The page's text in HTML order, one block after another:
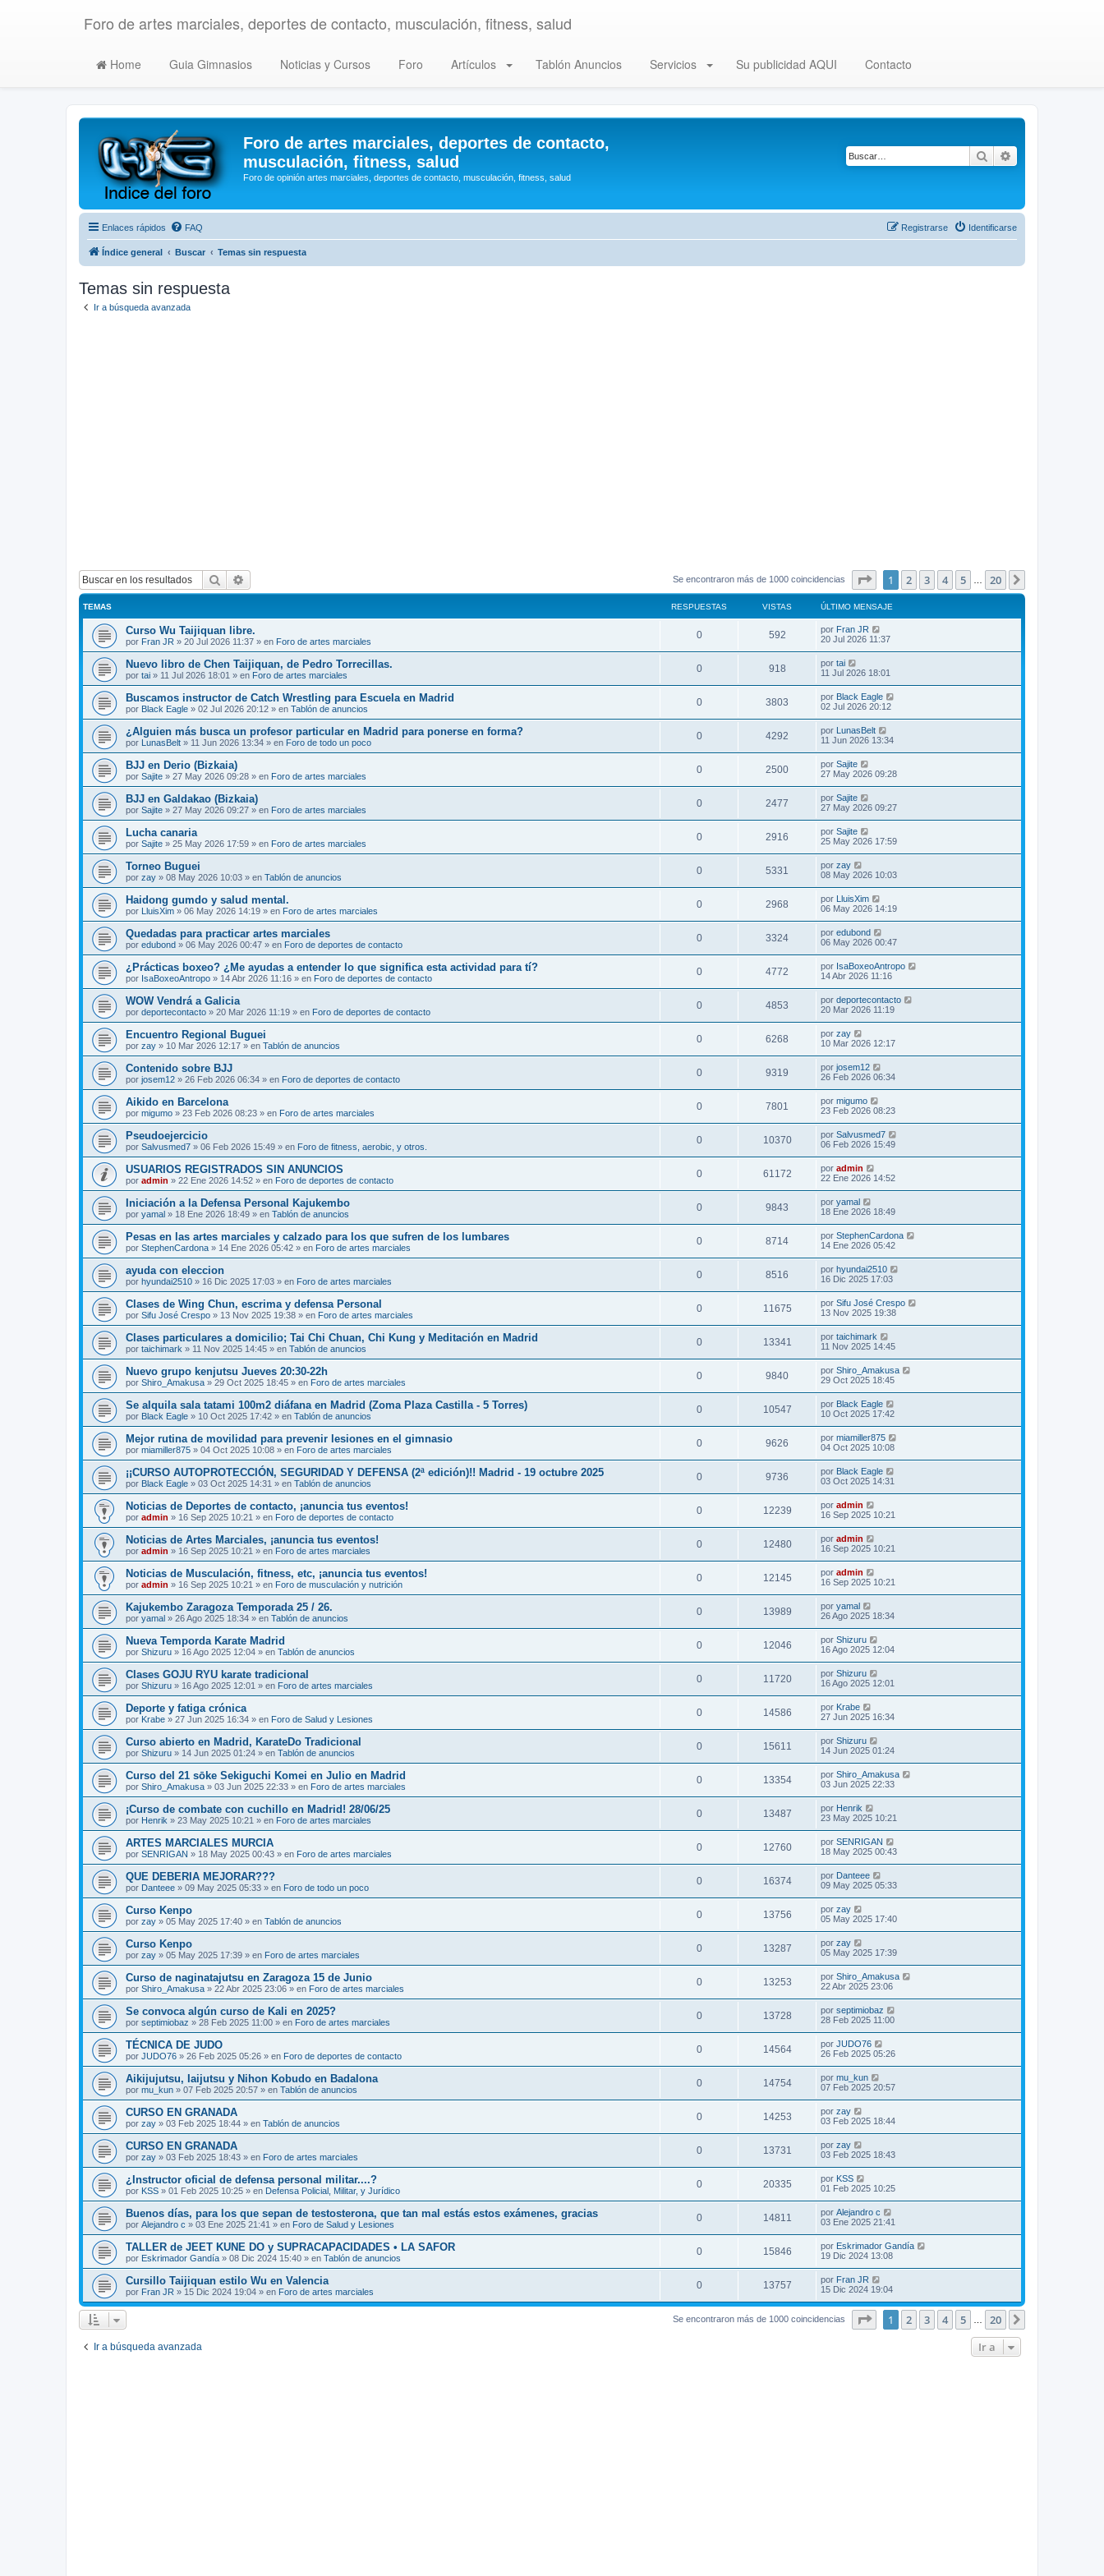
Foro de artes marciales, deportes de contacto, musculación, fitness, salud
Home Guia Gimnasios Noticias y Cursos Foro Artículos Tablón Anuncios Servicios Su publicidad AQUI Contacto
Foro de artes marciales, deportes de contacto,
musculación, fitness, salud
Foro de opinión artes marciales, deportes de contacto, musculación, fitness, salud
Buscar
Enlaces rápidos FAQ Identificarse
Registrarse
Índice general Buscar Temas sin respuesta
Temas sin respuesta
Ir a búsqueda avanzada
Buscar Se encontraron más de 1000 coincidencias Página1 de 20
1 2 3 4 5 20
TEMAS RESPUESTAS VISTAS ÚLTIMO MENSAJE
Curso Wu Taijiquan libre.
por Fran JR » 20 Jul 2026 11:37 » en Foro de artes marciales
0 592 por Fran JR
20 Jul 2026 11:37
Nuevo libro de Chen Taijiquan, de Pedro Torrecillas.
por tai » 11 Jul 2026 18:01 » en Foro de artes marciales
0 918 por tai
11 Jul 2026 18:01
Buscamos instructor de Catch Wrestling para Escuela en Madrid
por Black Eagle » 02 Jul 2026 20:12 » en Tablón de anuncios
0 3803 por Black Eagle
02 Jul 2026 20:12
¿Alguien más busca un profesor particular en Madrid para ponerse en forma?
por LunasBelt » 11 Jun 2026 13:34 » en Foro de todo un poco
0 4292 por LunasBelt
11 Jun 2026 13:34
BJJ en Derio (Bizkaia)
por Sajite » 27 May 2026 09:28 » en Foro de artes marciales
0 2500 por Sajite
27 May 2026 09:28
BJJ en Galdakao (Bizkaia)
por Sajite » 27 May 2026 09:27 » en Foro de artes marciales
0 2477 por Sajite
27 May 2026 09:27
Lucha canaria
por Sajite » 25 May 2026 17:59 » en Foro de artes marciales
0 2916 por Sajite
25 May 2026 17:59
Torneo Buguei
por zay » 08 May 2026 10:03 » en Tablón de anuncios
0 5331 por zay
08 May 2026 10:03
Haidong gumdo y salud mental.
por LluisXim » 06 May 2026 14:19 » en Foro de artes marciales
0 2968 por LluisXim
06 May 2026 14:19
Quedadas para practicar artes marciales
por edubond » 06 May 2026 00:47 » en Foro de deportes de contacto
0 3324 por edubond
06 May 2026 00:47
¿Prácticas boxeo? ¿Me ayudas a entender lo que significa esta actividad para tí?
por IsaBoxeoAntropo » 14 Abr 2026 11:16 » en Foro de deportes de contacto
0 4772 por IsaBoxeoAntropo
14 Abr 2026 11:16
WOW Vendrá a Galicia
por deportecontacto » 20 Mar 2026 11:19 » en Foro de deportes de contacto
0 4853 por deportecontacto
20 Mar 2026 11:19
Encuentro Regional Buguei
por zay » 10 Mar 2026 12:17 » en Tablón de anuncios
0 6268 por zay
10 Mar 2026 12:17
Contenido sobre BJJ
por josem12 » 26 Feb 2026 06:34 » en Foro de deportes de contacto
0 9319 por josem12
26 Feb 2026 06:34
Aikido en Barcelona
por migumo » 23 Feb 2026 08:23 » en Foro de artes marciales
0 7801 por migumo
23 Feb 2026 08:23
Pseudoejercicio
por Salvusmed7 » 06 Feb 2026 15:49 » en Foro de fitness, aerobic, y otros.
0 10370 por Salvusmed7
06 Feb 2026 15:49
USUARIOS REGISTRADOS SIN ANUNCIOS
por admin » 22 Ene 2026 14:52 » en Foro de deportes de contacto
0 61172 por admin
22 Ene 2026 14:52
Iniciación a la Defensa Personal Kajukembo
por yamal » 18 Ene 2026 18:49 » en Tablón de anuncios
0 9843 por yamal
18 Ene 2026 18:49
Pesas en las artes marciales y calzado para los que sufren de los lumbares
por StephenCardona » 14 Ene 2026 05:42 » en Foro de artes marciales
0 8714 por StephenCardona
14 Ene 2026 05:42
ayuda con eleccion
por hyundai2510 » 16 Dic 2025 17:03 » en Foro de artes marciales
0 8516 por hyundai2510
16 Dic 2025 17:03
Clases de Wing Chun, escrima y defensa Personal
por Sifu José Crespo » 13 Nov 2025 19:38 » en Foro de artes marciales
0 11675 por Sifu José Crespo
13 Nov 2025 19:38
Clases particulares a domicilio; Tai Chi Chuan, Chi Kung y Meditación en Madrid
por taichimark » 11 Nov 2025 14:45 » en Tablón de anuncios
0 13341 por taichimark
11 Nov 2025 14:45
Nuevo grupo kenjutsu Jueves 20:30-22h
por Shiro_Amakusa » 29 Oct 2025 18:45 » en Foro de artes marciales
0 9840 por Shiro_Amakusa
29 Oct 2025 18:45
Se alquila sala tatami 100m2 diáfana en Madrid (Zoma Plaza Castilla - 5 Torres)
por Black Eagle » 10 Oct 2025 17:42 » en Tablón de anuncios
0 10547 por Black Eagle
10 Oct 2025 17:42
Mejor rutina de movilidad para prevenir lesiones en el gimnasio
por miamiller875 » 04 Oct 2025 10:08 » en Foro de artes marciales
0 9626 por miamiller875
04 Oct 2025 10:08
¡¡CURSO AUTOPROTECCIÓN, SEGURIDAD Y DEFENSA (2ª edición)!! Madrid - 19 octubre 2025
por Black Eagle » 03 Oct 2025 14:31 » en Tablón de anuncios
0 9736 por Black Eagle
03 Oct 2025 14:31
Noticias de Deportes de contacto, ¡anuncia tus eventos!
por admin » 16 Sep 2025 10:21 » en Foro de deportes de contacto
0 12239 por admin
16 Sep 2025 10:21
Noticias de Artes Marciales, ¡anuncia tus eventos!
por admin » 16 Sep 2025 10:21 » en Foro de artes marciales
0 12480 por admin
16 Sep 2025 10:21
Noticias de Musculación, fitness, etc, ¡anuncia tus eventos!
por admin » 16 Sep 2025 10:21 » en Foro de musculación y nutrición
0 12145 por admin
16 Sep 2025 10:21
Kajukembo Zaragoza Temporada 25 / 26.
por yamal » 26 Ago 2025 18:34 » en Tablón de anuncios
0 13989 por yamal
26 Ago 2025 18:34
Nueva Temporda Karate Madrid
por Shizuru » 16 Ago 2025 12:04 » en Tablón de anuncios
0 12046 por Shizuru
16 Ago 2025 12:04
Clases GOJU RYU karate tradicional
por Shizuru » 16 Ago 2025 12:01 » en Foro de artes marciales
0 11720 por Shizuru
16 Ago 2025 12:01
Deporte y fatiga crónica
por Krabe » 27 Jun 2025 16:34 » en Foro de Salud y Lesiones
0 14586 por Krabe
27 Jun 2025 16:34
Curso abierto en Madrid, KarateDo Tradicional
por Shizuru » 14 Jun 2025 01:24 » en Tablón de anuncios
0 15611 por Shizuru
14 Jun 2025 01:24
Curso del 21 sōke Sekiguchi Komei en Julio en Madrid
por Shiro_Amakusa » 03 Jun 2025 22:33 » en Foro de artes marciales
0 13354 por Shiro_Amakusa
03 Jun 2025 22:33
¡Curso de combate con cuchillo en Madrid! 28/06/25
por Henrik » 23 May 2025 10:21 » en Foro de artes marciales
0 13487 por Henrik
23 May 2025 10:21
ARTES MARCIALES MURCIA
por SENRIGAN » 18 May 2025 00:43 » en Foro de artes marciales
0 12760 por SENRIGAN
18 May 2025 00:43
QUE DEBERIA MEJORAR???
por Danteee » 09 May 2025 05:33 » en Foro de todo un poco
0 16374 por Danteee
09 May 2025 05:33
Curso Kenpo
por zay » 05 May 2025 17:40 » en Tablón de anuncios
0 13756 por zay
05 May 2025 17:40
Curso Kenpo
por zay » 05 May 2025 17:39 » en Foro de artes marciales
0 13287 por zay
05 May 2025 17:39
Curso de naginatajutsu en Zaragoza 15 de Junio
por Shiro_Amakusa » 22 Abr 2025 23:06 » en Foro de artes marciales
0 13253 por Shiro_Amakusa
22 Abr 2025 23:06
Se convoca algún curso de Kali en 2025?
por septimiobaz » 28 Feb 2025 11:00 » en Foro de artes marciales
0 13728 por septimiobaz
28 Feb 2025 11:00
TÉCNICA DE JUDO
por JUDO76 » 26 Feb 2025 05:26 » en Foro de deportes de contacto
0 14564 por JUDO76
26 Feb 2025 05:26
Aikijujutsu, Iaijutsu y Nihon Kobudo en Badalona
por mu_kun » 07 Feb 2025 20:57 » en Tablón de anuncios
0 14754 por mu_kun
07 Feb 2025 20:57
CURSO EN GRANADA
por zay » 03 Feb 2025 18:44 » en Tablón de anuncios
0 14253 por zay
03 Feb 2025 18:44
CURSO EN GRANADA
por zay » 03 Feb 2025 18:43 » en Foro de artes marciales
0 13731 por zay
03 Feb 2025 18:43
¿Instructor oficial de defensa personal militar....?
por KSS » 01 Feb 2025 10:25 » en Defensa Policial, Militar, y Jurídico
0 20335 por KSS
01 Feb 2025 10:25
Buenos días, para los que sepan de testosterona, que tan mal estás estos exámenes, gracias
por Alejandro c » 03 Ene 2025 21:41 » en Foro de Salud y Lesiones
0 14811 por Alejandro c
03 Ene 2025 21:41
TALLER de JEET KUNE DO y SUPRACAPACIDADES • LA SAFOR
por Eskrimador Gandía » 08 Dic 2024 15:40 » en Tablón de anuncios
0 15846 por Eskrimador Gandía
19 Dic 2024 13:08
Cursillo Taijiquan estilo Wu en Valencia
por Fran JR » 15 Dic 2024 19:04 » en Foro de artes marciales
0 13757 por Fran JR
15 Dic 2024 19:04
Se encontraron más de 1000 coincidencias Página1 de 20
1 2 3 4 5 20
Ir a búsqueda avanzada Ir a